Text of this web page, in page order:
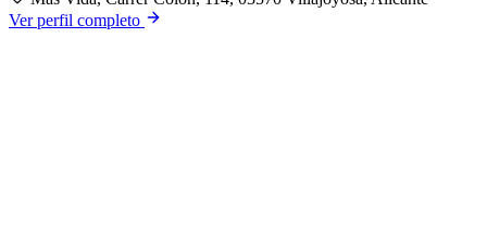
Ver perfil completo